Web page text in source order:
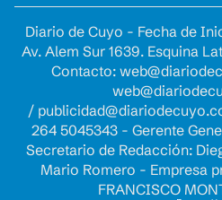
Diario de Cuyo - Fecha de
Av. Alem Sur 1639. Esquina
Contacto:
/
264 5045343 - Gerente
Secretario de Redacción:
Mario Romero - Empresa
FRANCISCO